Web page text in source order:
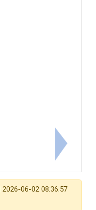
教育部國教署「115 年
下一筆：
2026-06-02 08:36:57